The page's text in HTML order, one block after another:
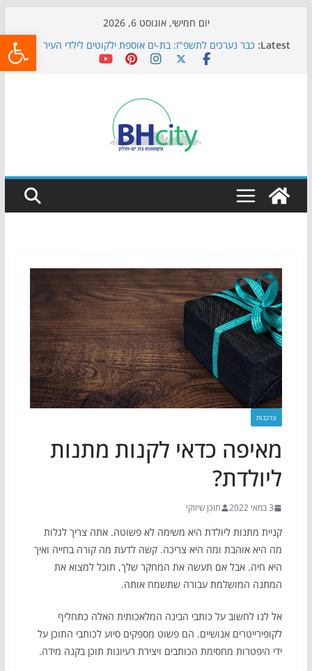
יום חמישי, אוגוסט 6, 2026
Latest: כבר נערכים לתשפ"ז: בת-ים אוספת ילקוטים לילדי העיר
חגיגות המאה מגיעות לחוף: מופע המזרקות חוזר לבת-ים
הקיץ של בני הנוער בבת־ים: חוף הריביירה הופך למרחב
התמודדות והכנה לתקופת שינוי
צרכנות
מאיפה כדאי לקנות מתנות
ליולדת?
3 במאי 2022 תוכן שיווקי
קניית מתנות ליולדת היא משימה לא פשוטה. אתה צריך לגלות
מה היא אוהבת ומה היא צריכה. קשה לדעת מה קורה בחייה ואיך
היא חיה. אבל אם תעשה את המחקר שלך, תוכל למצוא את
המתנה המושלמת עבורה שתשמח אותה.
אל לנו לחשוב על כותבי הבינה המלאכותית האלה כתחליף
לקופירייטרים אנושיים. הם פשוט מספקים סיוע לכותבי התוכן על
ידי היפטרות מחסימת הכותבים ויצירת רעיונות תוכן בקנה מידה.